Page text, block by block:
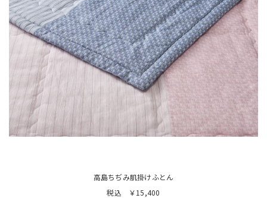
高島ちぢみ肌掛けふとん
税込 ￥15,400